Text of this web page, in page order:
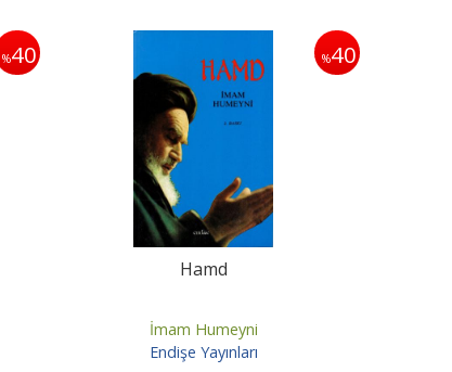
%40 %40
Hamd
İmam Humeyni
Endişe Yayınları